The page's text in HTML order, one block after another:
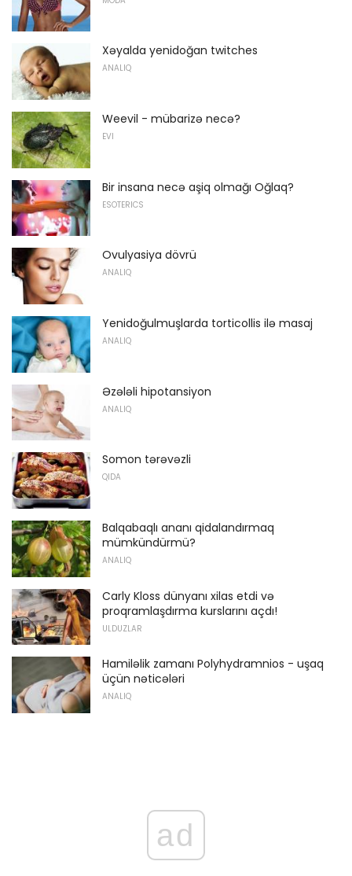
Xəyalda yenidoğan twitches
ANALIQ
Weevil - mübarizə necə?
EVI
Bir insana necə aşiq olmağı Oğlaq?
ESOTERICS
Ovulyasiya dövrü
ANALIQ
Yenidoğulmuşlarda torticollis ilə masaj
ANALIQ
Əzələli hipotansiyon
ANALIQ
Somon tərəvəzli
QIDA
Balqabaqlı ananı qidalandırmaq
mümkündürmü?
ANALIQ
Carly Kloss dünyanı xilas etdi və
proqramlaşdırma kurslarını açdı!
ULDUZLAR
Hamiləlik zamanı Polyhydramnios - uşaq
üçün nəticələri
ANALIQ
ad